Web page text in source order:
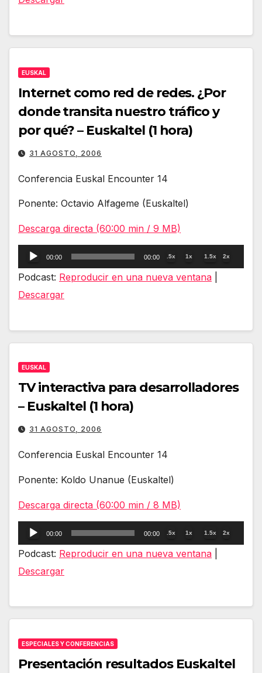
EUSKAL
Internet como red de redes. ¿Por
donde transita nuestro tráfico y
por qué? – Euskaltel (1 hora)
31 AGOSTO, 2006
Conferencia Euskal Encounter 14
Ponente: Octavio Alfageme (Euskaltel)
Descarga directa (60:00 min / 9 MB)
Reproductor
de
audio
00:00 00:00 .5x 1x 1.5x 2x
Podcast: Reproducir en una nueva ventana
Descargar
EUSKAL
TV interactiva para desarrolladores
– Euskaltel (1 hora)
31 AGOSTO, 2006
Conferencia Euskal Encounter 14
Ponente: Koldo Unanue (Euskaltel)
Descarga directa (60:00 min / 8 MB)
Reproductor
de
00:00 00:00 .5x 1x 1.5x 2x
Podcast: Reproducir en una nueva ventana
Descargar
ESPECIALES Y CONFERENCIAS
Presentación resultados Euskaltel